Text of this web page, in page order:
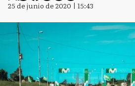
25 de junio de 2020 | 15:43